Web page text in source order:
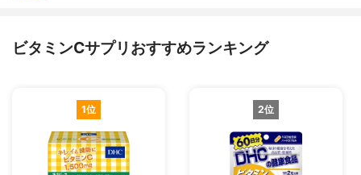
ビタミンCサプリおすすめランキング
1位 2位